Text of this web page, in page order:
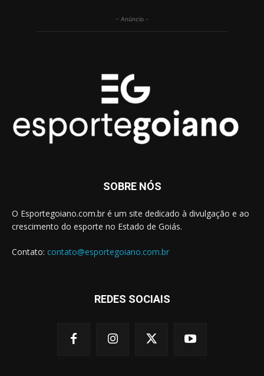
- Anúncio -
SOBRE NÓS
O Esportegoiano.com.br é um site dedicado à divulgação e ao
crescimento do esporte no Estado de Goiás.
Contato: contato@esportegoiano.com.br
REDES SOCIAIS